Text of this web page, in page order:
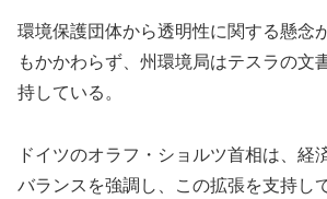
環境保護団体から透明性に関する懸念
もかかわらず、州環境局はテスラの文
持している。
ドイツのオラフ・ショルツ首相は、経
バランスを強調し、この拡張を支持し